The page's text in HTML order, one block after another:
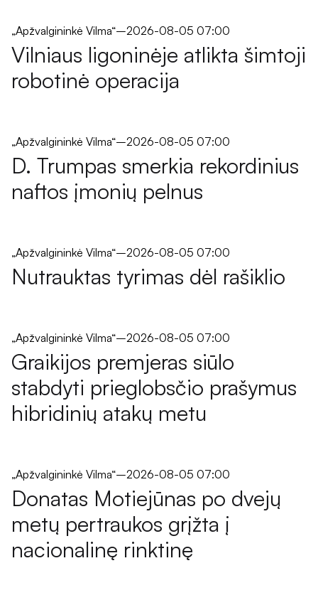
„Apžvalgininkė Vilma“–2026-08-05 07:00
Vilniaus ligoninėje atlikta šimtoji
robotinė operacija
„Apžvalgininkė Vilma“–2026-08-05 07:00
D. Trumpas smerkia rekordinius
naftos įmonių pelnus
„Apžvalgininkė Vilma“–2026-08-05 07:00
Nutrauktas tyrimas dėl rašiklio
„Apžvalgininkė Vilma“–2026-08-05 07:00
Graikijos premjeras siūlo
stabdyti prieglobsčio prašymus
hibridinių atakų metu
„Apžvalgininkė Vilma“–2026-08-05 07:00
Donatas Motiejūnas po dvejų
metų pertraukos grįžta į
nacionalinę rinktinę